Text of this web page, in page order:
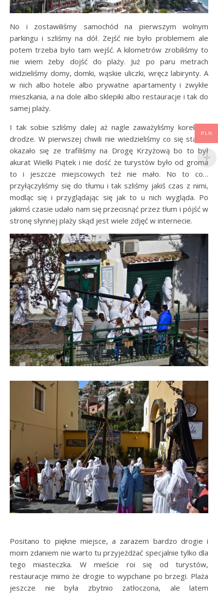
No i zostawiliśmy samochód na pierwszym wolnym
parkingu i szliśmy na dół. Zejść nie było problemem ale
potem trzeba było tam wejść. A kilometrów zrobiliśmy to
nie wiem żeby dojść do plaży. Już po paru metrach
widzieliśmy domy, domki, wąskie uliczki, wręcz labirynty. A
w nich albo hotele albo prywatne apartamenty i zwykłe
mieszkania, a na dole albo sklepiki albo restauracje i tak do
samej plaży.
I tak sobie szliśmy dalej aż nagle zaważyliśmy korek na
drodze. W pierwszej chwili nie wiedzieliśmy co się stało…
okazało się ze trafiliśmy na Drogę Krzyżową bo to był
akurat Wielki Piątek i nie dość że turystów było od groma
to i jeszcze miejscowych też nie mało. No to co…
przyłączyliśmy się do tłumu i tak szliśmy jakiś czas z nimi,
modląc się i przyglądając się jak to u nich wygląda. Po
jakimś czasie udało nam się przecisnąć przez tłum i pójść w
stronę słynnej plaży skąd jest wiele zdjęć w internecie.
Positano to piękne miejsce, a zarazem bardzo drogie i
moim zdaniem nie warto tu przyjeżdżać specjalnie tylko dla
tego miasteczka. W mieście roi się od turystów,
restauracje mimo że drogie to wypchane po brzegi. Plaża
jeszcze nie była zbytnio zatłoczona, ale latem
PLN